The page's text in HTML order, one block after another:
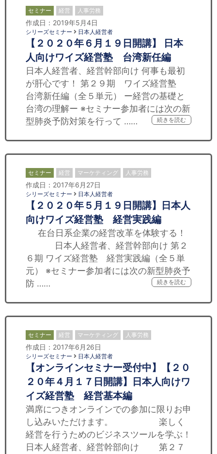
セミナー 経営 人事労務
作成日：2019年5月4日
シリーズセミナー 日本人経営者
【２０２０年６月１９日開講】 日本
人向けワイズ経営塾 台湾新任編
日本人経営者、経営幹部向け 何事も最初
が肝心です！ 第２９期 ワイズ経営塾
台湾新任編（全５単元） ー経営の基礎と
台湾の理解ー ※セミナー参加者には次の新
型肺炎予防対策を行って ……
続きを読む
セミナー 経営 マーケティング 人事労務
作成日：2017年6月27日
シリーズセミナー 日本人経営者
【２０２０年５月１９日開講】日本人
向けワイズ経営塾 経営実践編
在台日系企業の経営改革を体験する！
日本人経営者、経営幹部向け 第２
６期 ワイズ経営塾 経営実践編（全５単
元） ※セミナー参加者には次の新型肺炎予
防 ……
続きを読む
セミナー 経営 マーケティング 人事労務
作成日：2017年6月26日
シリーズセミナー 日本人経営者
【オンラインセミナー受付中】【２０
２０年４月１７日開講】日本人向けワ
イズ経営塾 経営基本編
満席につきオンラインでの参加に限りお申
し込みいただけます。 楽しく
経営を行うためのビジネスツールを学ぶ！
日本人経営者、経営幹部向け 第２７